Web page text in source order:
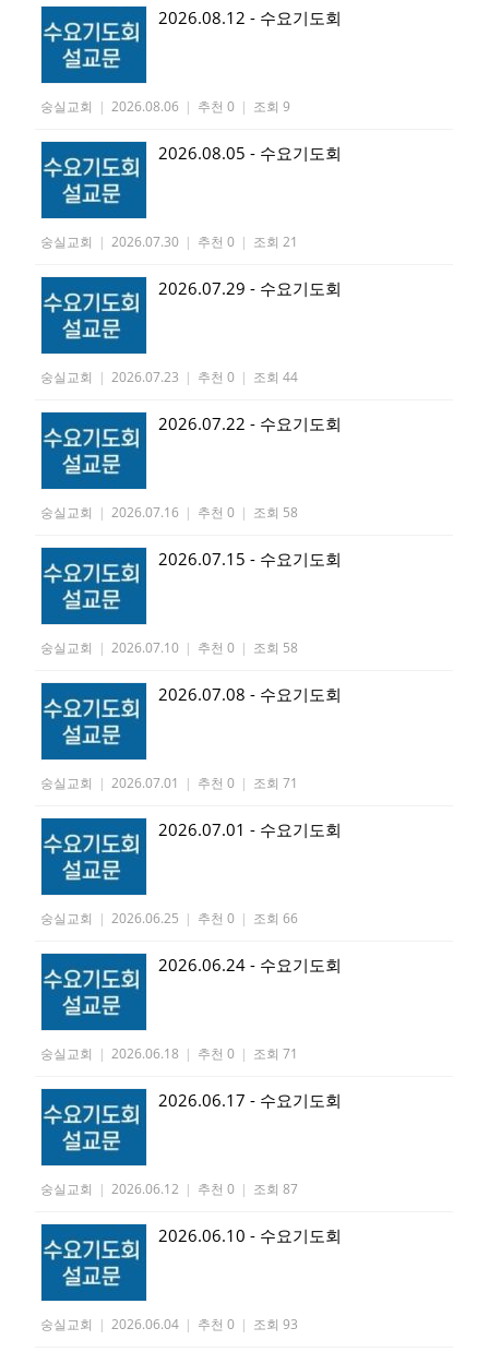
2026.08.12 - 수요기도회
숭실교회 | 2026.08.06 | 추천 0 | 조회 9
2026.08.05 - 수요기도회
숭실교회 | 2026.07.30 | 추천 0 | 조회 21
2026.07.29 - 수요기도회
숭실교회 | 2026.07.23 | 추천 0 | 조회 44
2026.07.22 - 수요기도회
숭실교회 | 2026.07.16 | 추천 0 | 조회 58
2026.07.15 - 수요기도회
숭실교회 | 2026.07.10 | 추천 0 | 조회 58
2026.07.08 - 수요기도회
숭실교회 | 2026.07.01 | 추천 0 | 조회 71
2026.07.01 - 수요기도회
숭실교회 | 2026.06.25 | 추천 0 | 조회 66
2026.06.24 - 수요기도회
숭실교회 | 2026.06.18 | 추천 0 | 조회 71
2026.06.17 - 수요기도회
숭실교회 | 2026.06.12 | 추천 0 | 조회 87
2026.06.10 - 수요기도회
숭실교회 | 2026.06.04 | 추천 0 | 조회 93